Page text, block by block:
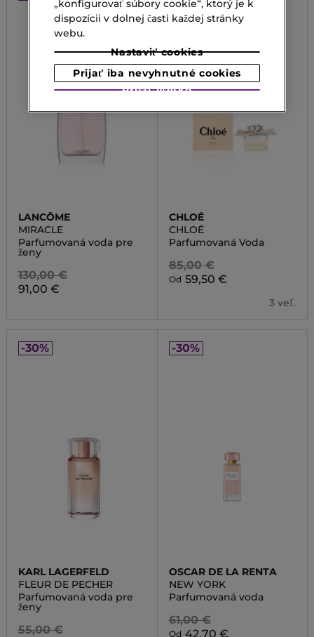
LANCÔME
MIRACLE
Parfumovaná voda pre
ženy
130,00 €
91,00 €
CHLOÉ
CHLOÉ
Parfumovaná Voda
85,00 €
Od 59,50 €
3 veľ.
-30%
KARL LAGERFELD
FLEUR DE PECHER
Parfumovaná voda pre
ženy
55,00 €
-30%
OSCAR DE LA RENTA
NEW YORK
Parfumovaná voda
61,00 €
Od 42,70 €
„konfigurovať súbory cookie“, ktorý je k
dispozícii v dolnej časti každej stránky
webu.
Nastaviť cookies
Prijať iba nevyhnutné cookies
Prijať všetko